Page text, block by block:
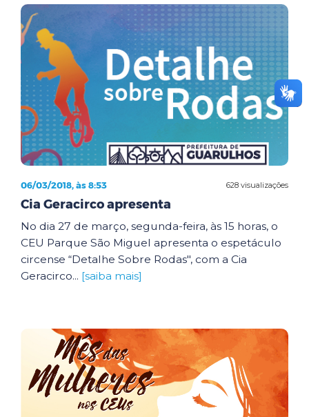
628 visualizações
06/03/2018, às 8:53
Cia Geracirco apresenta
No dia 27 de março, segunda-feira, às 15 horas, o
CEU Parque São Miguel apresenta o espetáculo
circense “Detalhe Sobre Rodas", com a Cia
Geracirco... [saiba mais]